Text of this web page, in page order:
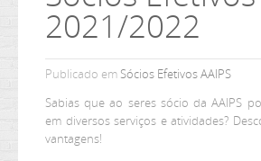
2021/2022
Publicado em Sócios Efetivos AAIPS
Sabias que ao seres sócio da AAIPS
em diversos serviços e atividades?
vantagens!